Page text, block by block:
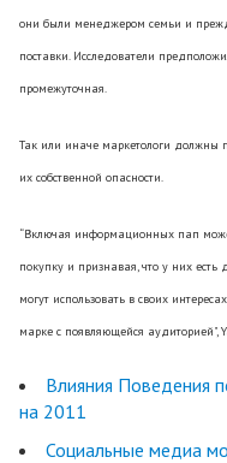
они были менеджером семьи и
поставки. Исследователи
промежуточная.
Так или иначе маркетологи должны
их собственной опасности.
“Включая информационных пап
покупку и признавая, что у них
могут использовать в своих
марке с появляющейся аудиторией",
Влияния Поведения
на 2011
Социальные медиа